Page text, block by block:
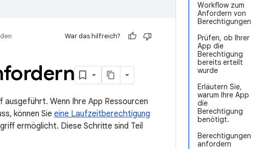
Workflow zum
Anfordern von
Berechtigungen
Prüfen, ob Ihrer
App die
Berechtigung
bereits erteilt
wurde
Erläutern Sie,
warum Ihre App
die
Berechtigung
benötigt.
Berechtigungen
anfordern
War das hilfreich?
Wenn Ihre App Ressourcen
können Sie eine Laufzeitberechtigung
ermöglicht. Diese Schritte sind Teil